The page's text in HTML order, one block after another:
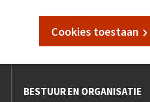
Cookies toestaan
BESTUUR EN ORGANISATIE